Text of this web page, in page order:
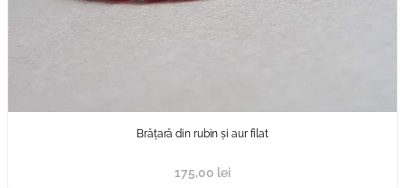
Brățară din rubin și aur filat
175,00 lei